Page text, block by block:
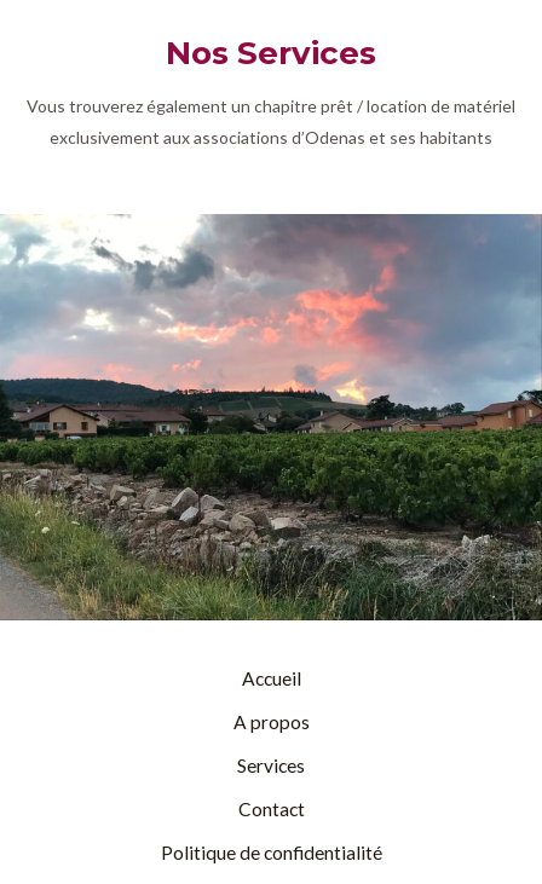
Nos Services
Vous trouverez également un chapitre prêt / location de matériel
exclusivement aux associations d’Odenas et ses habitants
Accueil
A propos
Services
Contact
Politique de confidentialité